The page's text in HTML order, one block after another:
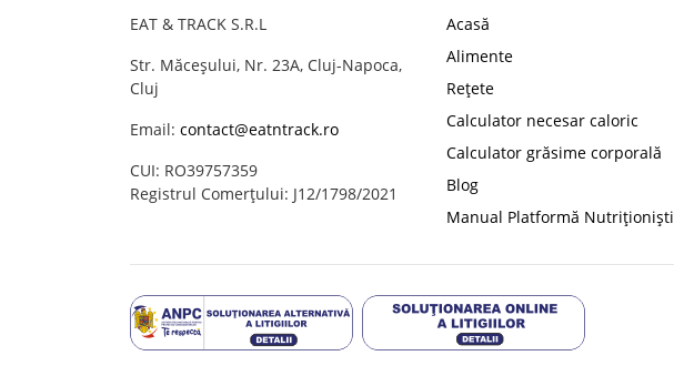
EAT & TRACK S.R.L
Str. Măceșului, Nr. 23A, Cluj-Napoca,
Cluj
Email: contact@eatntrack.ro
CUI: RO39757359
Registrul Comerțului: J12/1798/2021
Acasă
Alimente
Rețete
Calculator necesar caloric
Calculator grăsime corporală
Blog
Manual Platformă Nutriționiști